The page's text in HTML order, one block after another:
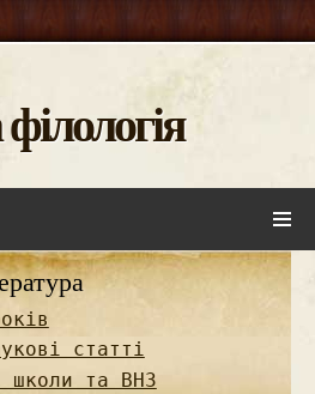
статті
школи та ВНЗ